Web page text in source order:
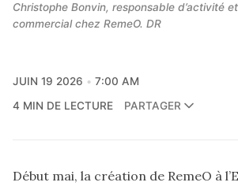
Christophe Bonvin, responsable d’activité
commercial chez RemeO. DR
JUIN 19 2026
7:00 AM
4 MIN DE LECTURE
PARTAGER
Début mai, la création de RemeO à